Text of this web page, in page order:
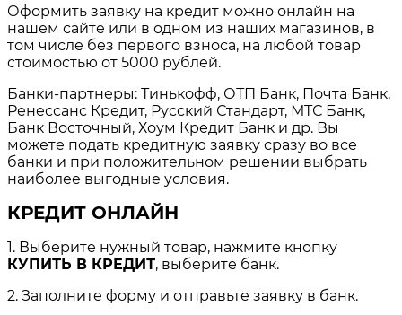
Оформить заявку на кредит можно онлайн на
нашем сайте или в одном из наших магазинов, в
том числе без первого взноса, на любой товар
стоимостью от 5000 рублей.
Банки-партнеры: Тинькофф, ОТП Банк, Почта Банк,
Ренессанс Кредит, Русский Стандарт, МТС Банк,
Банк Восточный, Хоум Кредит Банк и др. Вы
можете подать кредитную заявку сразу во все
банки и при положительном решении выбрать
наиболее выгодные условия.
КРЕДИТ ОНЛАЙН
1. Выберите нужный товар, нажмите кнопку
КУПИТЬ В КРЕДИТ, выберите банк.
2. Заполните форму и отправьте заявку в банк.